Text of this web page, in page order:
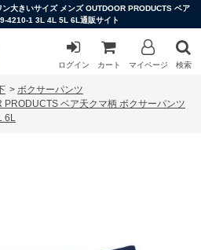
大きいサイズ メンズ OUTDOOR PRODUCTS ベア
4210-1 3L 4L 5L 6L通販サイト
ログイン カート マイページ 検索
> ボクサーパンツ
PRODUCTS ベア天クマ柄 ボクサーパンツ